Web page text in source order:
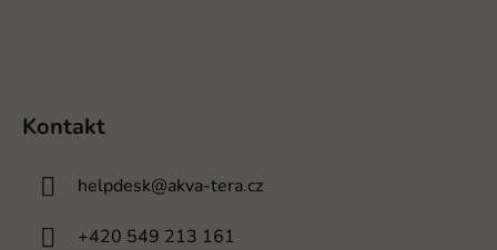
Kontakt
helpdesk@akva-tera.cz
+420 549 213 161